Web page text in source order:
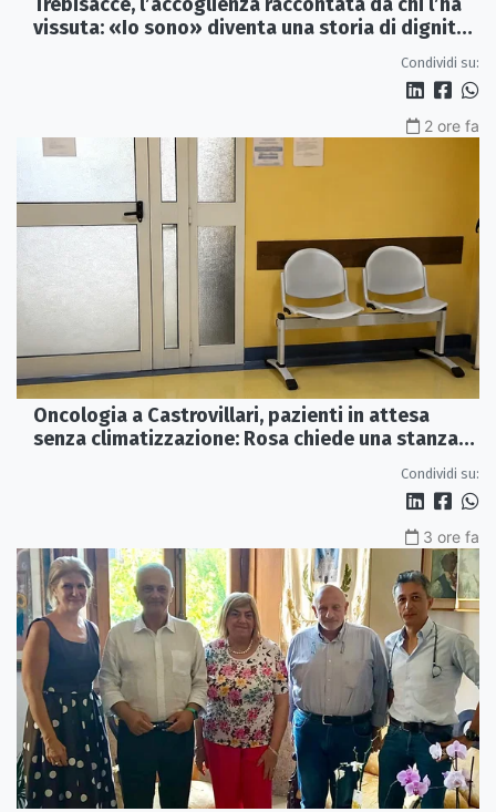
vissuta: «Io sono» diventa una storia di dignità
Condividi su:
2 ore fa
Oncologia a Castrovillari, pazienti in attesa
senza climatizzazione: Rosa chiede una stanza
Condividi su:
3 ore fa